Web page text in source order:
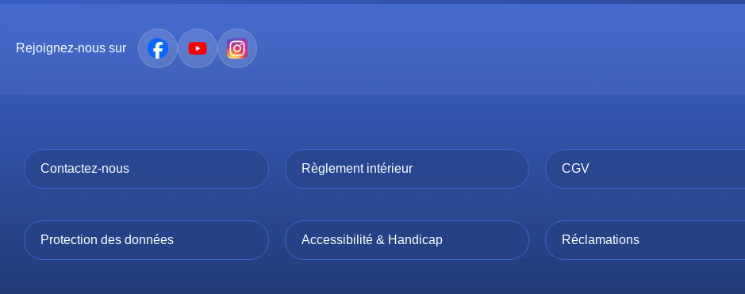
Rejoignez-nous sur
Contactez-nous Règlement intérieur CGV
Protection des données Accessibilité & Handicap Réclamations